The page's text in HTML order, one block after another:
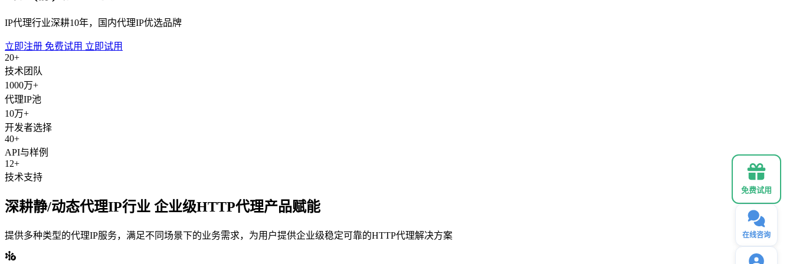
IP代理行业深耕10年，国内代理IP优选品牌
立即注册 免费试用 立即试用
20+
技术团队
1000万+
代理IP池
10万+
开发者选择
40+
API与样例
12+
技术支持
深耕静/动态代理IP行业 企业级HTTP代理产品赋能
提供多种类型的代理IP服务，满足不同场景下的业务需求，为用户提供企业级稳定可靠的HTTP代理解决方案
免费试用
在线咨询